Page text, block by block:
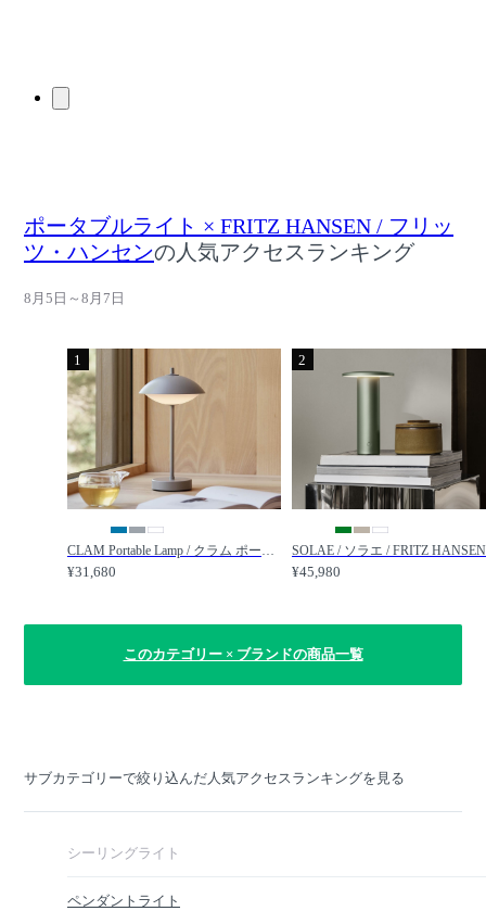
ポータブルライト × FRITZ HANSEN / フリッ
ツ・ハンセンの人気アクセスランキング
8月5日～8月7日
1
CLAM Portable Lamp / クラム ポータブルランプ / FRITZ HANSEN / フリッツ・ハンセン
¥31,680
2
¥45,980
このカテゴリー × ブランドの商品一覧
サブカテゴリーで絞り込んだ人気アクセスランキングを見る
シーリングライト
ペンダントライト